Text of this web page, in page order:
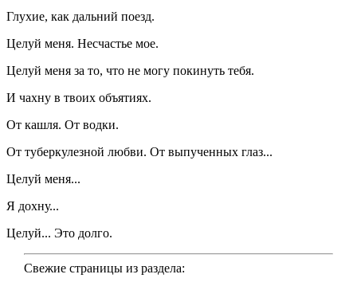
Глухие, как дальний поезд.
Целуй меня. Несчастье мое.
Целуй меня за то, что не могу покинуть тебя.
И чахну в твоих объятиях.
От кашля. От водки.
От туберкулезной любви. От выпученных глаз...
Целуй меня...
Я дохну...
Целуй... Это долго.
Свежие страницы из раздела: